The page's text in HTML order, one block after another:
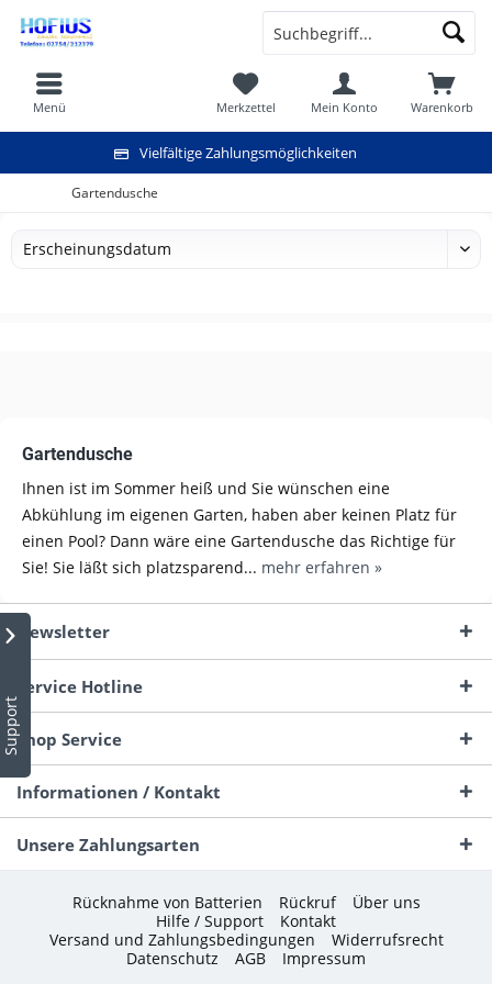
Support
Vielfältige Zahlungsmöglichkeiten
Warenkorb
Merkzettel Mein Konto
Menü
Gartendusche
Gartendusche
Ihnen ist im Sommer heiß und Sie wünschen eine
Abkühlung im eigenen Garten, haben aber keinen Platz für
einen Pool? Dann wäre eine Gartendusche das Richtige für
Sie! Sie läßt sich platzsparend... mehr erfahren »
Newsletter
Service Hotline
Shop Service
Informationen / Kontakt
Unsere Zahlungsarten
Rücknahme von Batterien Rückruf
Über uns
Hilfe / Support
Kontakt
Versand und Zahlungsbedingungen
Widerrufsrecht
Datenschutz
AGB Impressum